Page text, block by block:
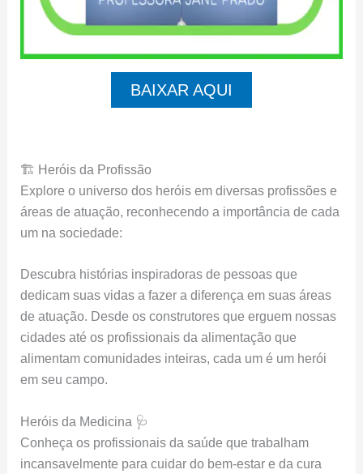
BAIXAR AQUI
🏗️ Heróis da Profissão
Explore o universo dos heróis em diversas profissões e
áreas de atuação, reconhecendo a importância de cada
um na sociedade:
Descubra histórias inspiradoras de pessoas que
dedicam suas vidas a fazer a diferença em suas áreas
de atuação. Desde os construtores que erguem nossas
cidades até os profissionais da alimentação que
alimentam comunidades inteiras, cada um é um herói
em seu campo.
Heróis da Medicina 🩺
Conheça os profissionais da saúde que trabalham
incansavelmente para cuidar do bem-estar e da cura